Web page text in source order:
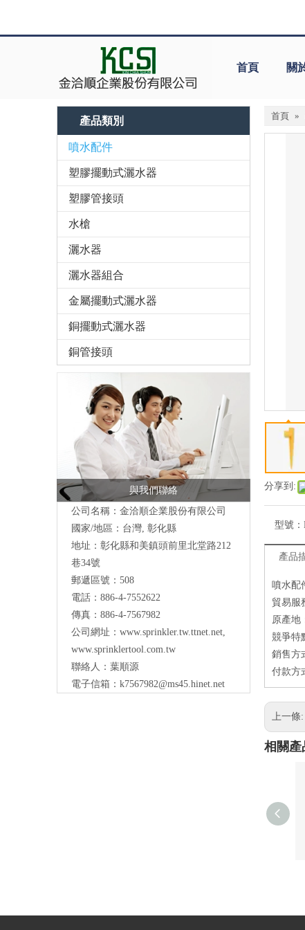
首頁 關
產品類別
噴水配件
塑膠擺動式灑水器
塑膠管接頭
水槍
灑水器
灑水器組合
金屬擺動式灑水器
銅擺動式灑水器
銅管接頭
與我們聯絡
公司名稱：金洽順企業股份有限公司
國家/地區：台灣, 彰化縣
地址： 彰化縣和美鎮頭前里北堂路212
巷34號
郵遞區號：508
電話：886-4-7552622
傳真：886-4-7567982
公司網址： www.sprinkler.tw.ttnet.net
www.sprinklertool.com.tw
聯絡人：葉順源
電子信箱： k7567982@ms45.hinet.net
首頁 »
分享到:
型號：
產品
噴水配
貿易服
原產地
競爭特
銷售方
付款方
上一條:
相關產